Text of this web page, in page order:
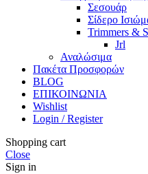
Σεσουάρ
Σίδερο
Trimmers &
Jrl
Αναλώσιμα
Πακέτα Προσφορών
BLOG
ΕΠΙΚΟΙΝΩΝΙΑ
Wishlist
Login / Register
Shopping cart
Close
Sign in